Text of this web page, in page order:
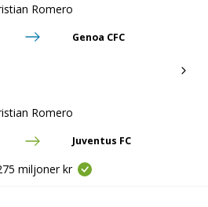
Romero
Genoa CFC
Romero
Juventus FC
miljoner kr